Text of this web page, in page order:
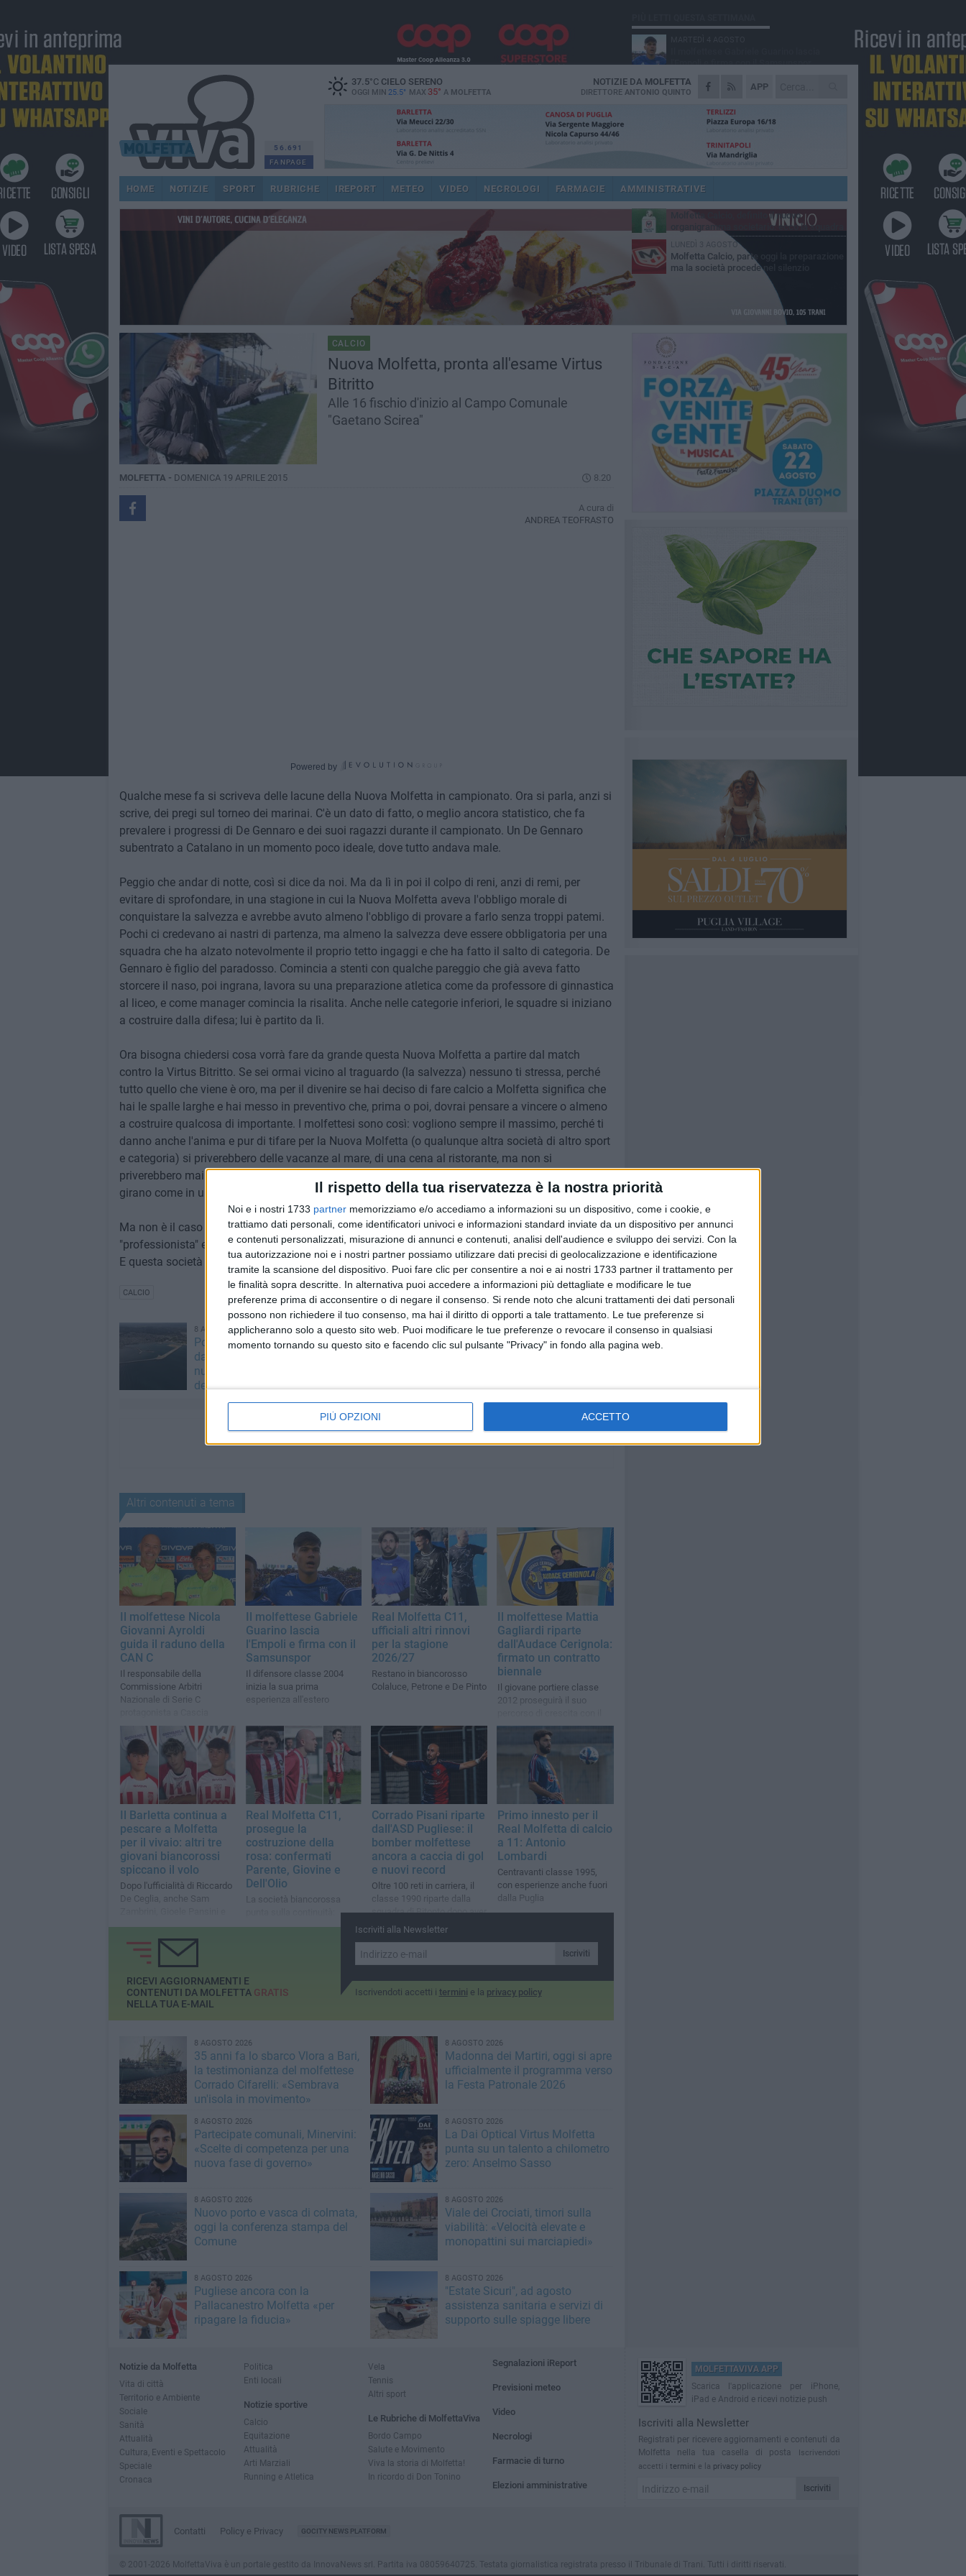
Il rispetto della tua riservatezza è la nostra priorità
Noi e i nostri 1733 partner memorizziamo e/o accediamo a informazioni su un dispositivo, come i cookie, e
trattiamo dati personali, come identificatori univoci e informazioni standard inviate da un dispositivo per annunci
e contenuti personalizzati, misurazione di annunci e contenuti, analisi dell'audience e sviluppo dei servizi. Con la
tua autorizzazione noi e i nostri partner possiamo utilizzare dati precisi di geolocalizzazione e identificazione
tramite la scansione del dispositivo. Puoi fare clic per consentire a noi e ai nostri 1733 partner il trattamento per
le finalità sopra descritte. In alternativa puoi accedere a informazioni più dettagliate e modificare le tue
preferenze prima di acconsentire o di negare il consenso. Si rende noto che alcuni trattamenti dei dati personali
possono non richiedere il tuo consenso, ma hai il diritto di opporti a tale trattamento. Le tue preferenze si
applicheranno solo a questo sito web. Puoi modificare le tue preferenze o revocare il consenso in qualsiasi
momento tornando su questo sito e facendo clic sul pulsante "Privacy" in fondo alla pagina web.
PIÙ OPZIONI ACCETTO
56.691
FANPAGE
37.5°CCIELO SERENO
OGGI MIN 25.5° MAX 35° A MOLFETTA
APP
NOTIZIE DA MOLFETTA
DIRETTORE ANTONIO QUINTO
HOME NOTIZIE SPORT RUBRICHE IREPORT METEO VIDEO NECROLOGI FARMACIE AMMINISTRATIVE
CALCIO
Nuova Molfetta, pronta all'esame Virtus
Bitritto
Alle 16 fischio d'inizio al Campo Comunale
"Gaetano Scirea"
MOLFETTA - DOMENICA 19 APRILE 2015 8.20
A cura di
ANDREA TEOFRASTO
Powered by
Qualche mese fa si scriveva delle lacune della Nuova Molfetta in campionato. Ora si parla, anzi si
scrive, dei pregi sul torneo dei marinai. C'è un dato di fatto, o meglio ancora statistico, che fa
prevalere i progressi di De Gennaro e dei suoi ragazzi durante il campionato. Un De Gennaro
subentrato a Catalano in un momento poco ideale, dove tutto andava male.
Peggio che andar di notte, così si dice da noi. Ma da lì in poi il colpo di reni, anzi di remi, per
evitare di sprofondare, in una stagione in cui la Nuova Molfetta aveva l'obbligo morale di
conquistare la salvezza e avrebbe avuto almeno l'obbligo di provare a farlo senza troppi patemi.
Pochi ci credevano ai nastri di partenza, ma almeno la salvezza deve essere obbligatoria per una
squadra che ha alzato notevolmente il proprio tetto ingaggi e che ha fatto il salto di categoria. De
Gennaro è figlio del paradosso. Comincia a stenti con qualche pareggio che già aveva fatto
storcere il naso, poi ingrana, lavora su una preparazione atletica come da professore di ginnastica
al liceo, e come manager comincia la risalita. Anche nelle categorie inferiori, le squadre si iniziano
a costruire dalla difesa; lui è partito da lì.
Ora bisogna chiedersi cosa vorrà fare da grande questa Nuova Molfetta a partire dal match
contro la Virtus Bitritto. Se sei ormai vicino al traguardo (la salvezza) nessuno ti stressa, perché
tutto quello che viene è oro, ma per il divenire se hai deciso di fare calcio a Molfetta significa che
hai le spalle larghe e hai messo in preventivo che, prima o poi, dovrai pensare a vincere o almeno
a costruire qualcosa di importante. I molfettesi sono così: vogliono sempre il massimo, perché ti
danno anche l'anima e pur di tifare per la Nuova Molfetta (o qualunque altra società di altro sport
e categoria) si priverebbero delle vacanze al mare, di una cena al ristorante, ma non si
priverebbero mai del calcio e della domenica al campo. A maggior ragione, al tifoso molfettese
girano come in un frullatore se sa che squadra e società non danno il massimo.
Ma non è il caso della Nuova Molfetta, che si sta confermando tra spogliatoio e società con un
"professionista" esemplare. Sintomo che prima di pretendere, bisogna dare. Sempre e comunque.
E questa società lo sta dimostrando.
CALCIO
8 AGOSTO 2026
Porto commerciale, cosa emerge
dal DUP: opere ancora in corso e
nuove prospettive per il futuro
dello scalo
8 AGOSTO 2026
Le forze di maggioranza: «Con la
città»
Altri contenuti a tema
Il molfettese Nicola
Giovanni Ayroldi
guida il raduno della
CAN C
Il responsabile della
Commissione Arbitri
Nazionale di Serie C
Il molfettese Gabriele
Guarino lascia
l'Empoli e firma con il
Samsunspor
Il difensore classe 2004
inizia la sua prima
esperienza all'estero
Real Molfetta C11,
ufficiali altri rinnovi
per la stagione
2026/27
Restano in biancorosso
Colaluce, Petrone e De Pinto
Il molfettese Mattia
Gagliardi riparte
dall'Audace Cerignola:
firmato un contratto
biennale
Il giovane portiere classe
2012 proseguirà il suo
club gialloblù
Il Barletta continua a
pescare a Molfetta
per il vivaio: altri tre
giovani biancorossi
spiccano il volo
Dopo l'ufficialità di Riccardo
De Ceglia, anche Sam
una nuova avventura
Real Molfetta C11,
prosegue la
costruzione della
rosa: confermati
Parente, Giovine e
Dell'Olio
La società biancorossa
restano tre protagonisti
Corrado Pisani riparte
dall'ASD Pugliese: il
bomber molfettese
ancora a caccia di gol
e nuovi record
Oltre 100 reti in carriera, il
classe 1990 riparte dalla
squadra di Bitonto dopo aver
vestito tante maglie in
Primo innesto per il
Real Molfetta di calcio
a 11: Antonio
Lombardi
Centravanti classe 1995,
con esperienze anche fuori
dalla Puglia
Iscriviti alla Newsletter
Iscriviti
Iscrivendoti accetti i termini e la privacy policy
RICEVI AGGIORNAMENTI E
CONTENUTI DA MOLFETTA GRATIS
NELLA TUA E-MAIL
8 AGOSTO 2026
35 anni fa lo sbarco Vlora a Bari,
la testimonianza del molfettese
Corrado Cifarelli: «Sembrava
un'isola in movimento»
8 AGOSTO 2026
Madonna dei Martiri, oggi si apre
ufficialmente il programma verso
la Festa Patronale 2026
8 AGOSTO 2026
Partecipate comunali, Minervini:
«Scelte di competenza per una
nuova fase di governo»
8 AGOSTO 2026
La Dai Optical Virtus Molfetta
punta su un talento a chilometro
zero: Anselmo Sasso
8 AGOSTO 2026
Nuovo porto e vasca di colmata,
oggi la conferenza stampa del
Comune
8 AGOSTO 2026
Viale dei Crociati, timori sulla
viabilità: «Velocità elevate e
monopattini sui marciapiedi»
8 AGOSTO 2026
Pugliese ancora con la
Pallacanestro Molfetta «per
ripagare la fiducia»
8 AGOSTO 2026
"Estate Sicuri", ad agosto
assistenza sanitaria e servizi di
supporto sulle spiagge libere
l'Empoli e firma con il Samsunspor
LUNEDÌ 3 AGOSTO
Palazzetto Giovanni Panunzio: dove lo
VENERDÌ 7 AGOSTO
arrivano i molfettesi Roselli, Cirillo e Caputi
DOMENICA 2 AGOSTO
Tennistavolo, il molfettese Roberto
Minervini riparte da Otranto
MARTEDÌ 4 AGOSTO
Molfetta Calcio, definito il nuovo
organigramma societario: ecco la squadra
dirigenziale
LUNEDÌ 3 AGOSTO
Molfetta Calcio, parte oggi la preparazione
ma la società procede nel silenzio
Notizie da Molfetta
Vita di città
Territorio e Ambiente
Sociale
Sanità
Attualità
Cultura, Eventi e Spettacolo
Speciale
Cronaca
Politica
Enti locali
Notizie sportive
Calcio
Equitazione
Attualità
Arti Marziali
Running e Atletica
Vela
Tennis
Altri sport
Le Rubriche di MolfettaViva
Bordo Campo
Salute e Movimento
Viva la storia di Molfetta!
In ricordo di Don Tonino
Segnalazioni iReport
Previsioni meteo
Video
Necrologi
Farmacie di turno
Elezioni amministrative
MOLFETTAVIVA APP
Scarica l'applicazione per iPhone,
iPad e Android e ricevi notizie push
Iscriviti alla Newsletter
Registrati per ricevere aggiornamenti e contenuti da
Molfetta nella tua casella di posta
Iscrivendoti
accetti i termini e la privacy policy
Iscriviti
Contatti Policy e Privacy GOCITY NEWS PLATFORM
© 2001-2026 MolfettaViva è un portale gestito da InnovaNews srl. Partita iva 08059640725. Testata giornalistica registrata presso il Tribunale di Trani. Tutti i diritti riservati.